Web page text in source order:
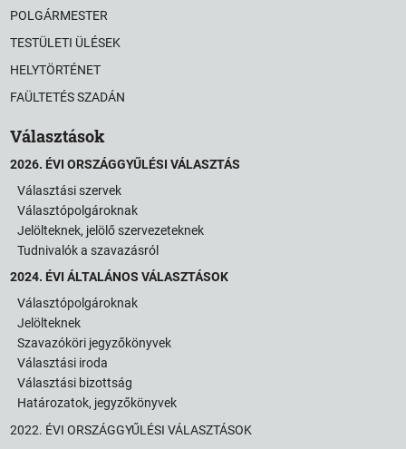
POLGÁRMESTER
TESTÜLETI ÜLÉSEK
HELYTÖRTÉNET
FAÜLTETÉS SZADÁN
Választások
2026. ÉVI ORSZÁGGYŰLÉSI VÁLASZTÁS
Választási szervek
Választópolgároknak
Jelölteknek, jelölő szervezeteknek
Tudnivalók a szavazásról
2024. ÉVI ÁLTALÁNOS VÁLASZTÁSOK
Választópolgároknak
Jelölteknek
Szavazóköri jegyzőkönyvek
Választási iroda
Választási bizottság
Határozatok, jegyzőkönyvek
2022. ÉVI ORSZÁGGYŰLÉSI VÁLASZTÁSOK